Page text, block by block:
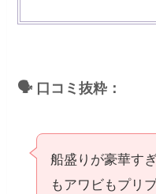
🗣 口コミ抜粋：
船盛りが豪華す
もアワビもプリ